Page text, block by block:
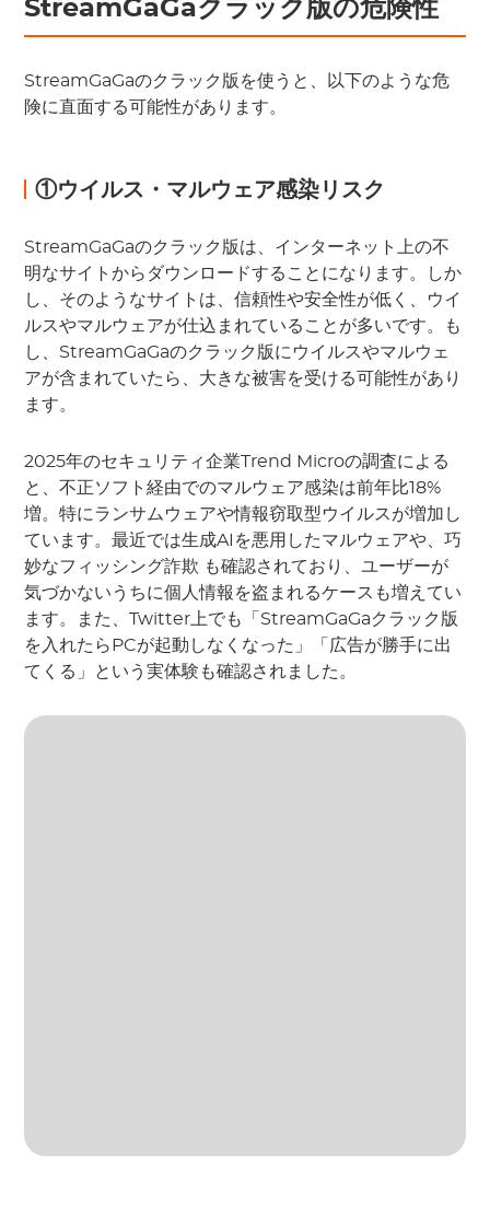
StreamGaGaクラック版の危険性
StreamGaGaのクラック版を使うと、以下のような危
険に直面する可能性があります。
①ウイルス・マルウェア感染リスク
StreamGaGaのクラック版は、インターネット上の不
明なサイトからダウンロードすることになります。しか
し、そのようなサイトは、信頼性や安全性が低く、ウイ
ルスやマルウェアが仕込まれていることが多いです。も
し、StreamGaGaのクラック版にウイルスやマルウェ
アが含まれていたら、大きな被害を受ける可能性があり
ます。
2025年のセキュリティ企業Trend Microの調査による
と、不正ソフト経由でのマルウェア感染は前年比18%
増。特にランサムウェアや情報窃取型ウイルスが増加し
ています。最近では生成AIを悪用したマルウェアや、巧
妙なフィッシング詐欺 も確認されており、ユーザーが
気づかないうちに個人情報を盗まれるケースも増えてい
ます。また、Twitter上でも「StreamGaGaクラック版
を入れたらPCが起動しなくなった」「広告が勝手に出
てくる」という実体験も確認されました。